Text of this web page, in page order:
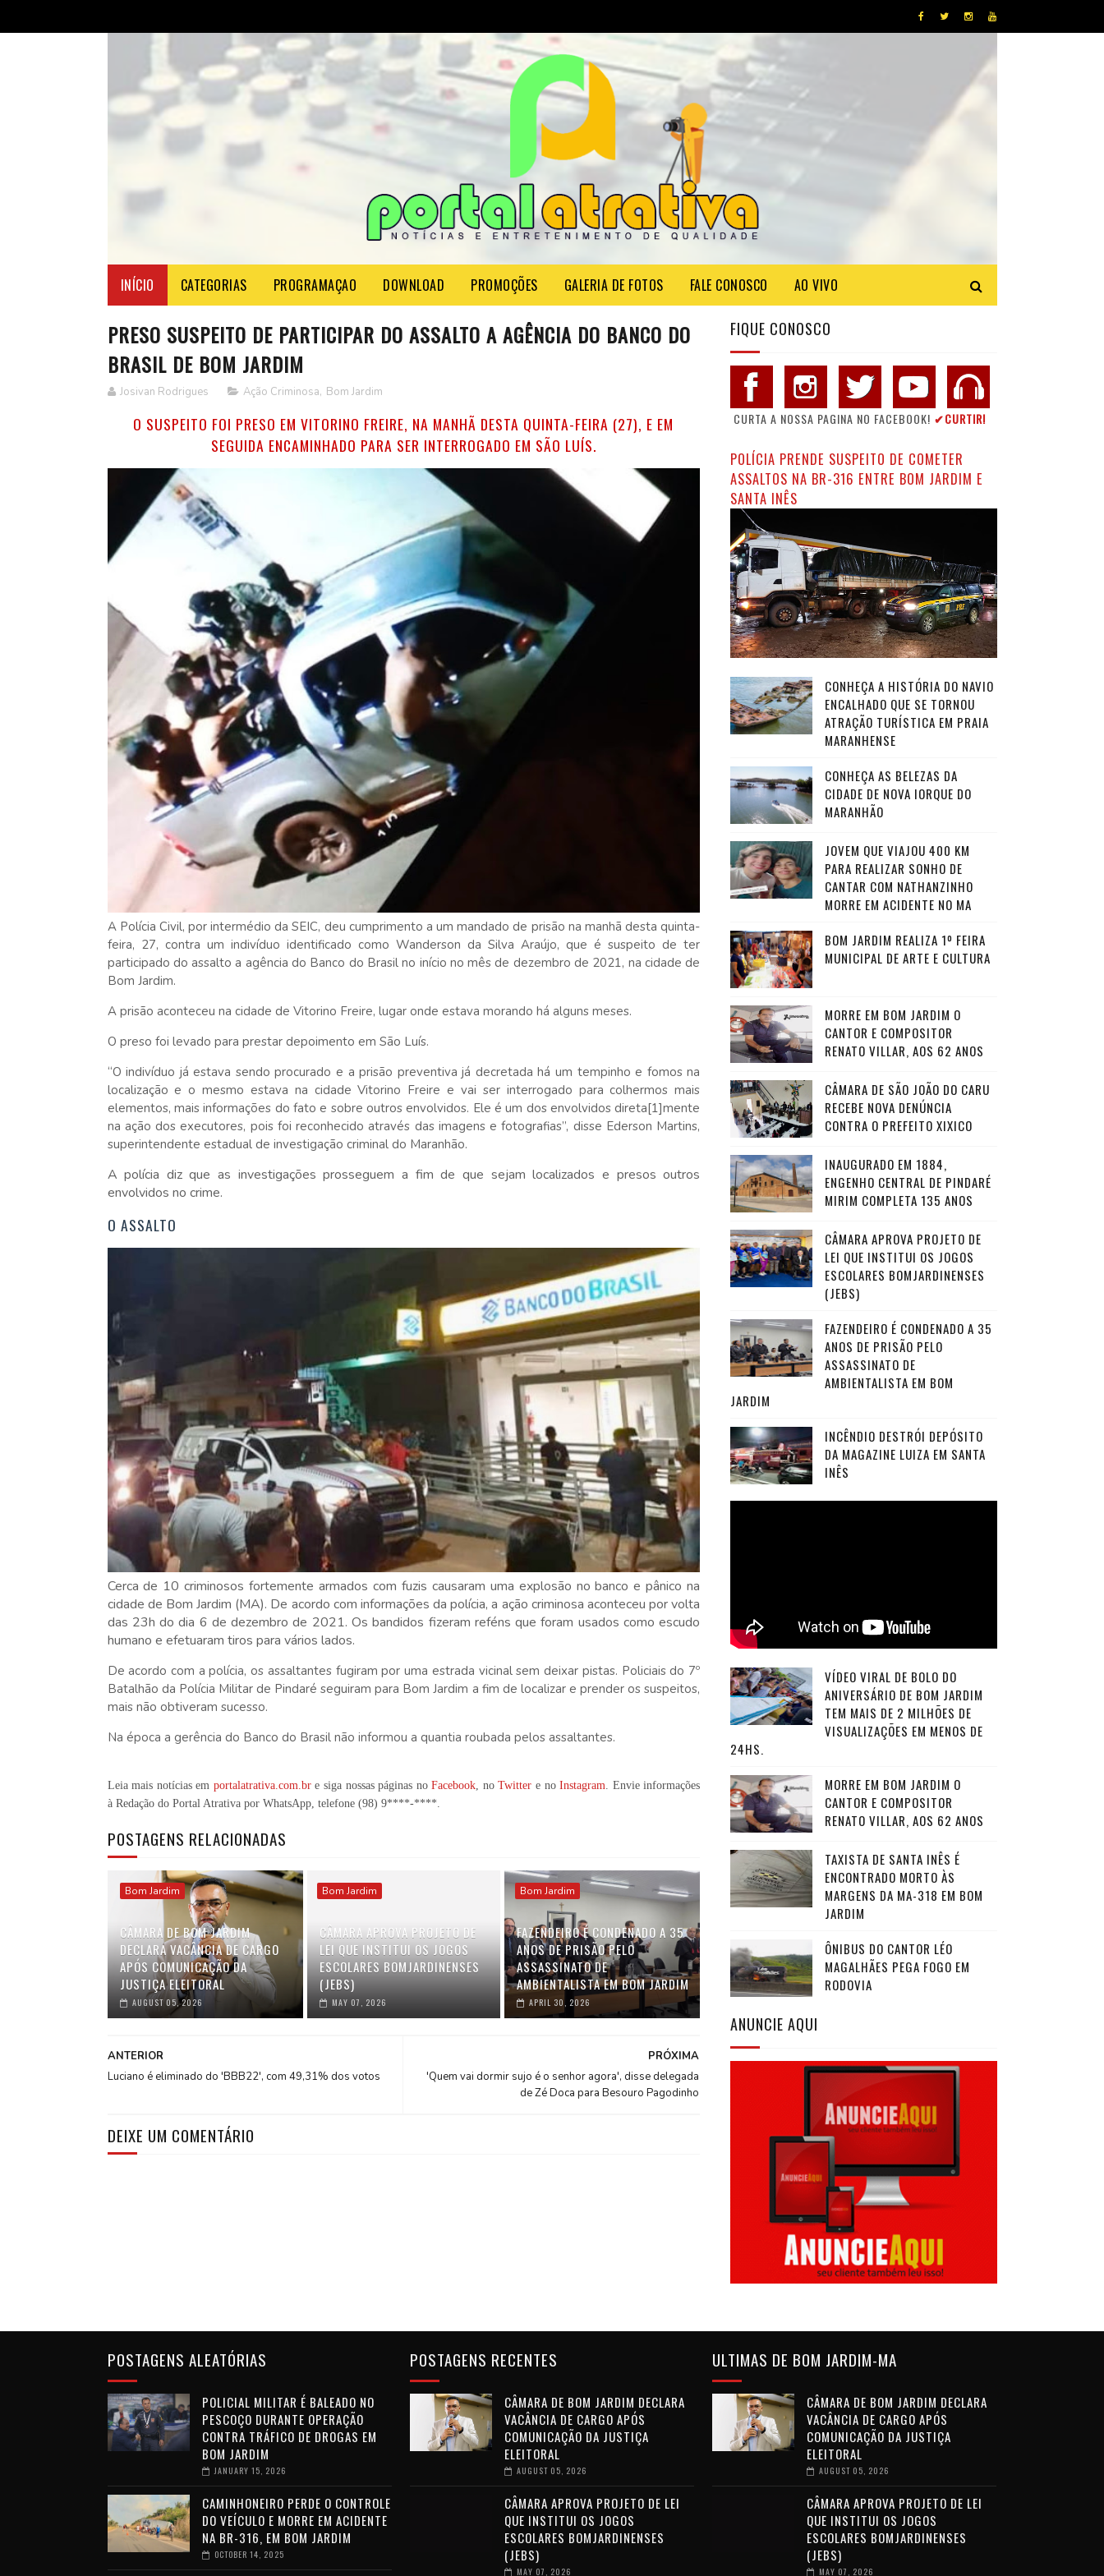
INÍCIO CATEGORIAS PROGRAMAÇAO DOWNLOAD PROMOÇÕES GALERIA DE FOTOS FALE CONOSCO AO VIVO
PRESO SUSPEITO DE PARTICIPAR DO ASSALTO A AGÊNCIA DO BANCO DO
BRASIL DE BOM JARDIM
Josivan Rodrigues Ação Criminosa, Bom Jardim
O SUSPEITO FOI PRESO EM VITORINO FREIRE, NA MANHÃ DESTA QUINTA-FEIRA (27), E EM
SEGUIDA ENCAMINHADO PARA SER INTERROGADO EM SÃO LUÍS.
A Polícia Civil, por intermédio da SEIC, deu cumprimento a um mandado de prisão na manhã desta quinta-
feira, 27, contra um indivíduo identificado como Wanderson da Silva Araújo, que é suspeito de ter
participado do assalto a agência do Banco do Brasil no início no mês de dezembro de 2021, na cidade de
Bom Jardim.
A prisão aconteceu na cidade de Vitorino Freire, lugar onde estava morando há alguns meses.
O preso foi levado para prestar depoimento em São Luís.
“O indivíduo já estava sendo procurado e a prisão preventiva já decretada há um tempinho e fomos na
localização e o mesmo estava na cidade Vitorino Freire e vai ser interrogado para colhermos mais
elementos, mais informações do fato e sobre outros envolvidos. Ele é um dos envolvidos direta[1]mente
na ação dos executores, pois foi reconhecido através das imagens e fotografias”, disse Ederson Martins,
superintendente estadual de investigação criminal do Maranhão.
A polícia diz que as investigações prosseguem a fim de que sejam localizados e presos outros
envolvidos no crime.
O ASSALTO
Cerca de 10 criminosos fortemente armados com fuzis causaram uma explosão no banco e pânico na
cidade de Bom Jardim (MA). De acordo com informações da polícia, a ação criminosa aconteceu por volta
das 23h do dia 6 de dezembro de 2021. Os bandidos fizeram reféns que foram usados como escudo
humano e efetuaram tiros para vários lados.
De acordo com a polícia, os assaltantes fugiram por uma estrada vicinal sem deixar pistas. Policiais do 7º
Batalhão da Polícia Militar de Pindaré seguiram para Bom Jardim a fim de localizar e prender os suspeitos,
mais não obtiveram sucesso.
Na época a gerência do Banco do Brasil não informou a quantia roubada pelos assaltantes.
Leia mais notícias em portalatrativa.com.bre siga nossas páginas noFacebook , noTwitter e noInstagram . Envie informações
à Redação do Portal Atrativa por WhatsApp, telefone (98) 9****-****
POSTAGENS RELACIONADAS
Bom Jardim
CÂMARA DE BOM JARDIM
DECLARA VACÂNCIA DE CARGO
APÓS COMUNICAÇÃO DA
JUSTIÇA ELEITORAL
AUGUST 05, 2026
Bom Jardim
CÂMARA APROVA PROJETO DE
LEI QUE INSTITUI OS JOGOS
ESCOLARES BOMJARDINENSES
(JEBS)
MAY 07, 2026
Bom Jardim
FAZENDEIRO É CONDENADO A 35
ANOS DE PRISÃO PELO
ASSASSINATO DE
AMBIENTALISTA EM BOM JARDIM
APRIL 30, 2026
PRÓXIMA
'Quem vai dormir sujo é o senhor agora', disse delegada
de Zé Doca para Besouro Pagodinho
ANTERIOR
Luciano é eliminado do 'BBB22', com 49,31% dos votos
DEIXE UM COMENTÁRIO
FIQUE CONOSCO
CURTA A NOSSA PAGINA NO FACEBOOK! ✔CURTIR!
POLÍCIA PRENDE SUSPEITO DE COMETER
ASSALTOS NA BR-316 ENTRE BOM JARDIM E
SANTA INÊS
CONHEÇA A HISTÓRIA DO NAVIO
ENCALHADO QUE SE TORNOU
ATRAÇÃO TURÍSTICA EM PRAIA
MARANHENSE
CONHEÇA AS BELEZAS DA
CIDADE DE NOVA IORQUE DO
MARANHÃO
JOVEM QUE VIAJOU 400 KM
PARA REALIZAR SONHO DE
CANTAR COM NATHANZINHO
MORRE EM ACIDENTE NO MA
BOM JARDIM REALIZA 1º FEIRA
MUNICIPAL DE ARTE E CULTURA
MORRE EM BOM JARDIM O
CANTOR E COMPOSITOR
RENATO VILLAR, AOS 62 ANOS
CÂMARA DE SÃO JOÃO DO CARU
RECEBE NOVA DENÚNCIA
CONTRA O PREFEITO XIXICO
INAUGURADO EM 1884,
ENGENHO CENTRAL DE PINDARÉ
MIRIM COMPLETA 135 ANOS
CÂMARA APROVA PROJETO DE
LEI QUE INSTITUI OS JOGOS
ESCOLARES BOMJARDINENSES
(JEBS)
FAZENDEIRO É CONDENADO A 35
ANOS DE PRISÃO PELO
ASSASSINATO DE
AMBIENTALISTA EM BOM
JARDIM
INCÊNDIO DESTRÓI DEPÓSITO
DA MAGAZINE LUIZA EM SANTA
INÊS
VÍDEO VIRAL DE BOLO DO
ANIVERSÁRIO DE BOM JARDIM
TEM MAIS DE 2 MILHÕES DE
VISUALIZAÇÕES EM MENOS DE
24HS.
MORRE EM BOM JARDIM O
CANTOR E COMPOSITOR
RENATO VILLAR, AOS 62 ANOS
TAXISTA DE SANTA INÊS É
ENCONTRADO MORTO ÀS
MARGENS DA MA-318 EM BOM
JARDIM
ÔNIBUS DO CANTOR LÉO
MAGALHÃES PEGA FOGO EM
RODOVIA
ANUNCIE AQUI
POSTAGENS ALEATÓRIAS
POLICIAL MILITAR É BALEADO NO
PESCOÇO DURANTE OPERAÇÃO
CONTRA TRÁFICO DE DROGAS EM
BOM JARDIM
JANUARY 15, 2026
CAMINHONEIRO PERDE O CONTROLE
DO VEÍCULO E MORRE EM ACIDENTE
NA BR-316, EM BOM JARDIM
OCTOBER 14, 2025
POSTAGENS RECENTES
CÂMARA DE BOM JARDIM DECLARA
VACÂNCIA DE CARGO APÓS
COMUNICAÇÃO DA JUSTIÇA
ELEITORAL
AUGUST 05, 2026
CÂMARA APROVA PROJETO DE LEI
QUE INSTITUI OS JOGOS
ESCOLARES BOMJARDINENSES
(JEBS)
MAY 07, 2026
ULTIMAS DE BOM JARDIM-MA
CÂMARA DE BOM JARDIM DECLARA
VACÂNCIA DE CARGO APÓS
COMUNICAÇÃO DA JUSTIÇA
ELEITORAL
AUGUST 05, 2026
CÂMARA APROVA PROJETO DE LEI
QUE INSTITUI OS JOGOS
ESCOLARES BOMJARDINENSES
(JEBS)
MAY 07, 2026